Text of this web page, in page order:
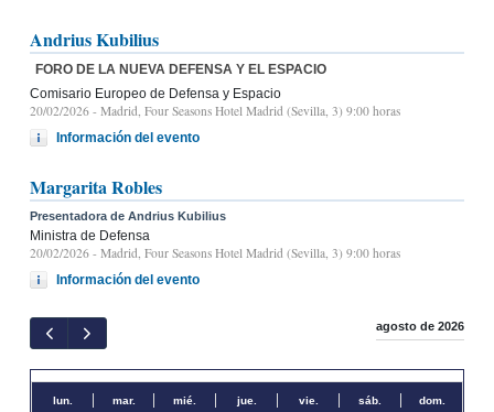
Andrius Kubilius
FORO DE LA NUEVA DEFENSA Y EL ESPACIO
Comisario Europeo de Defensa y Espacio
20/02/2026 - Madrid, Four Seasons Hotel Madrid (Sevilla, 3) 9:00 horas
Información del evento
Margarita Robles
Presentadora de Andrius Kubilius
Ministra de Defensa
20/02/2026 - Madrid, Four Seasons Hotel Madrid (Sevilla, 3) 9:00 horas
Información del evento
agosto de 2026
lun. mar. mié. jue. vie. sáb. dom.